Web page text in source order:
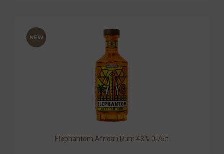
Elephantom African Rum 43% 0,75л